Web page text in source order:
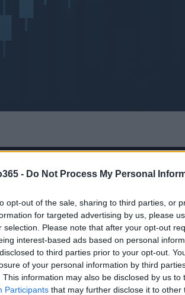
- Do Not Process My Personal
opt-out of the sale, sharing to third parties, or
for targeted advertising by us, please
selection. Please note that after your opt-out
interest-based ads based on personal
to third parties prior to your opt-out.
of your personal information by third
This information may also be disclosed by us to
Participants that may further disclose it to other
POWERED BY Adhub
mercado de0e está sendo negociado